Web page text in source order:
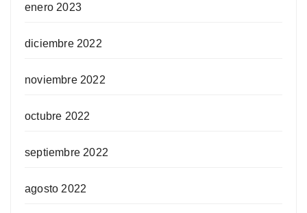
enero 2023
diciembre 2022
noviembre 2022
octubre 2022
septiembre 2022
agosto 2022